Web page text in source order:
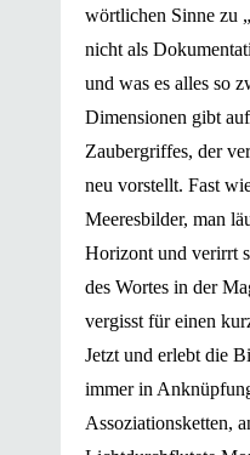
wörtlichen Sinne zu
nicht als
und was es alles so
Dimensionen gibt
Zaubergriffes, der
neu vorstellt. Fast
Meeresbilder, man
Horizont und verirrt
des Wortes in der
vergisst für einen
Jetzt und erlebt die
immer in
Assoziationsketten,